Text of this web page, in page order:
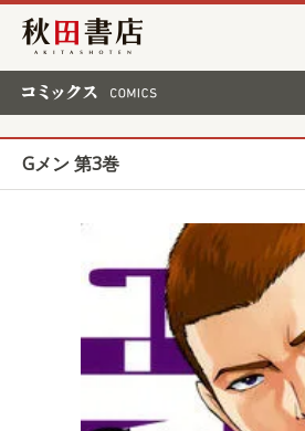
秋田書店
Gメン 第3巻